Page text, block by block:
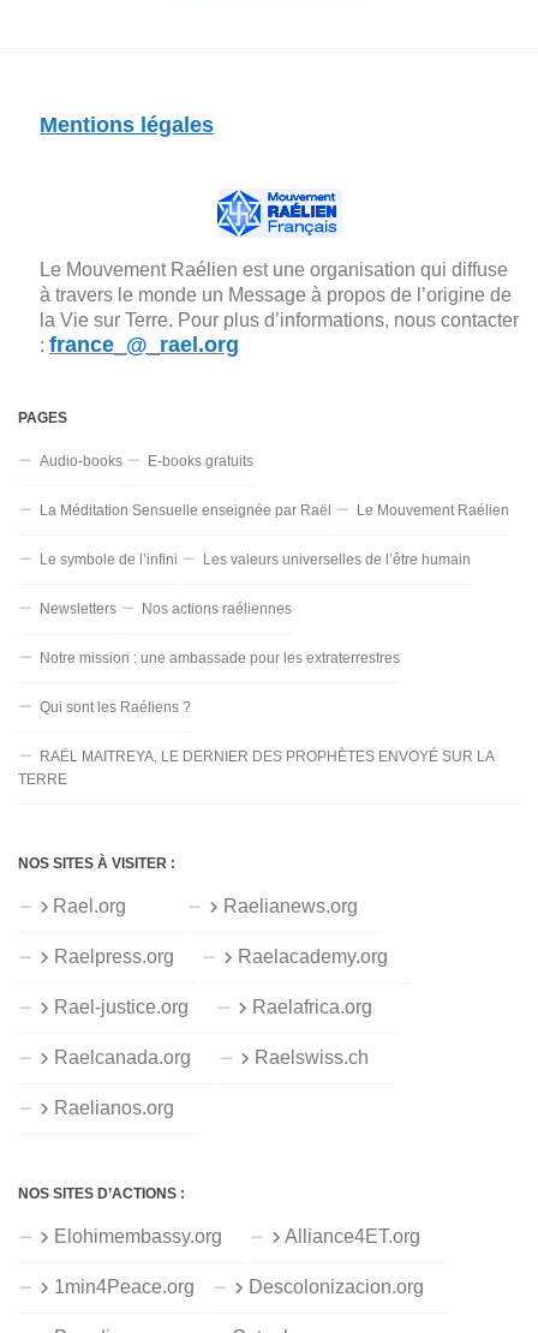
Mentions légales
Le Mouvement Raélien est une organisation qui diffuse
à travers le monde un Message à propos de l’origine de
la Vie sur Terre. Pour plus d’informations, nous contacter
: france_@_rael.org
PAGES
Audio-books E-books gratuits
La Méditation Sensuelle enseignée par Raël Le Mouvement Raélien
Le symbole de l’infini Les valeurs universelles de l’être humain
Newsletters Nos actions raéliennes
Notre mission : une ambassade pour les extraterrestres
Qui sont les Raéliens ?
RAËL MAITREYA, LE DERNIER DES PROPHÈTES ENVOYÉ SUR LA
TERRE
NOS SITES À VISITER :
Rael.org Raelianews.org
Raelpress.org Raelacademy.org
Rael-justice.org Raelafrica.org
Raelcanada.org Raelswiss.ch
Raelianos.org
NOS SITES D’ACTIONS :
Elohimembassy.org Alliance4ET.org
1min4Peace.org Descolonizacion.org